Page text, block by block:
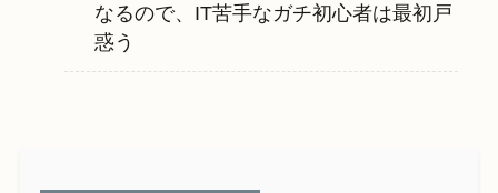
なるので、IT苦手なガチ初心者は最初戸
惑う